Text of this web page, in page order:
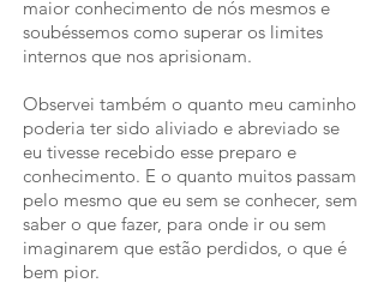
maior conhecimento de nós mesmos e
soubéssemos como superar os limites
internos que nos aprisionam.
Observei também o quanto meu caminho
poderia ter sido aliviado e abreviado se
eu tivesse recebido esse preparo e
conhecimento. E o quanto muitos passam
pelo mesmo que eu sem se conhecer, sem
saber o que fazer, para onde ir ou sem
imaginarem que estão perdidos, o que é
bem pior.